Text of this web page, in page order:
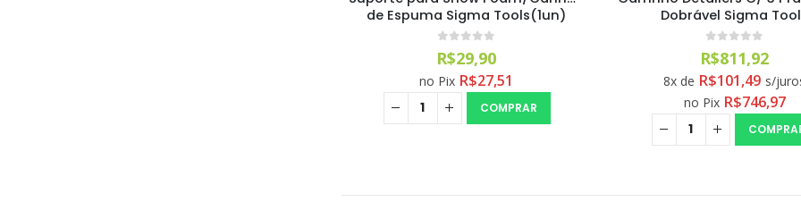
de Espuma Sigma Tools(1un)
out of 5
R$29,90
no Pix R$27,51
COMPRAR
Dobrável Sigma
0out of 5
R$811,92
8x de R$101,49 s/
no Pix R$746,97